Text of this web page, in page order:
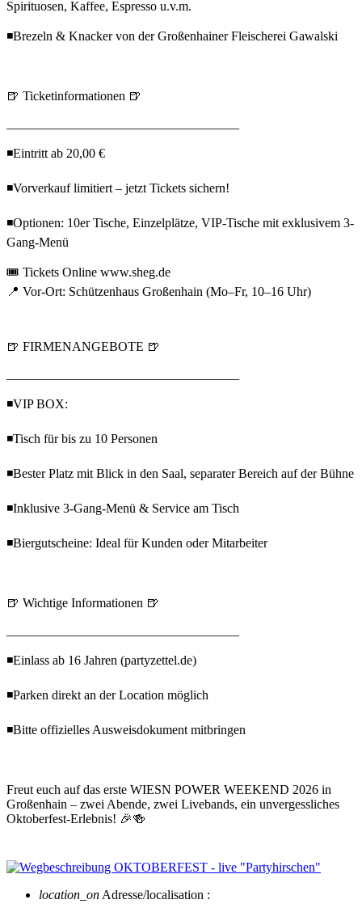
Spirituosen, Kaffee, Espresso u.v.m.
◾Brezeln & Knacker von der Großenhainer Fleischerei Gawalski
🍺 Ticketinformationen 🍺
◾Eintritt ab 20,00 €
◾Vorverkauf limitiert – jetzt Tickets sichern!
◾Optionen: 10er Tische, Einzelplätze, VIP-Tische mit exklusivem 3-
Gang-Menü
🎟️ Tickets Online www.sheg.de
📍 Vor-Ort: Schützenhaus Großenhain (Mo–Fr, 10–16 Uhr)
🍺 FIRMENANGEBOTE 🍺
◾VIP BOX:
◾Tisch für bis zu 10 Personen
◾Bester Platz mit Blick in den Saal, separater Bereich auf der Bühne
◾Inklusive 3-Gang-Menü & Service am Tisch
◾Biergutscheine: Ideal für Kunden oder Mitarbeiter
🍺 Wichtige Informationen 🍺
◾Einlass ab 16 Jahren (partyzettel.de)
◾Parken direkt an der Location möglich
◾Bitte offizielles Ausweisdokument mitbringen
Freut euch auf das erste WIESN POWER WEEKEND 2026 in
Großenhain – zwei Abende, zwei Livebands, ein unvergessliches
Oktoberfest-Erlebnis! 🎉🍻
location_on Adresse/localisation :